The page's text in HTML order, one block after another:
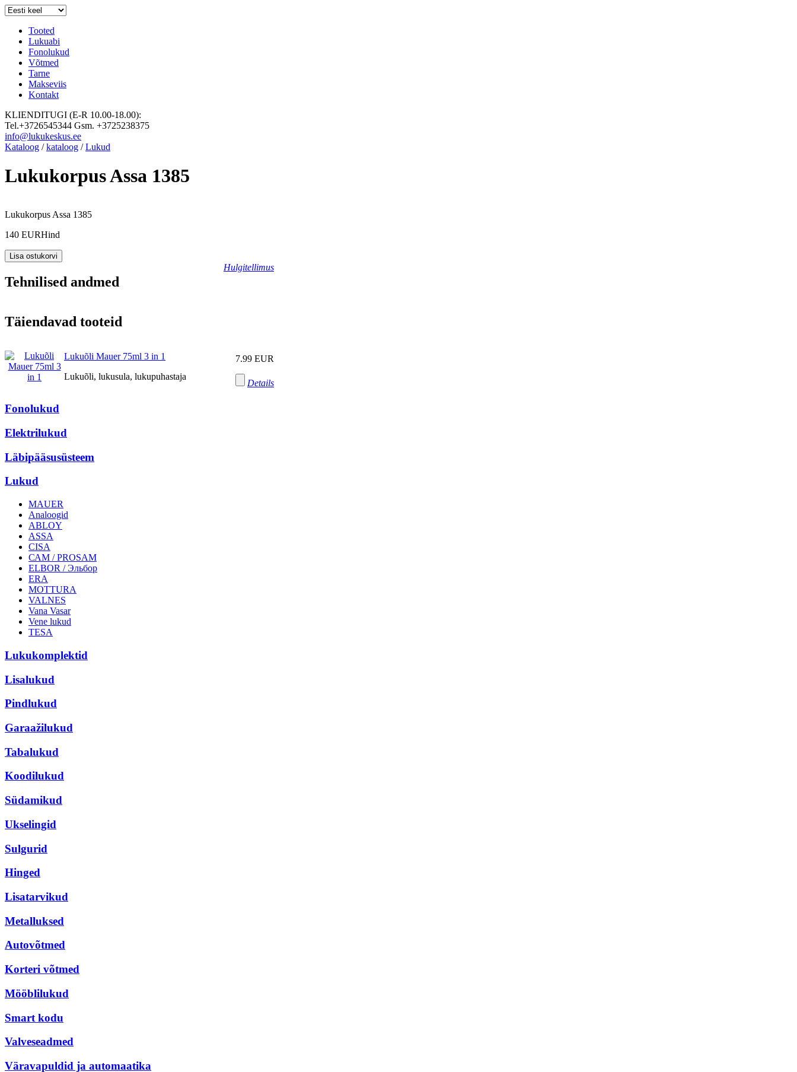
Tooted
Lukuabi
Fonolukud
Võtmed
Tarne
Makseviis
Kontakt
KLIENDITUGI (E-R 10.00-18.00):
Tel.+3726545344 Gsm. +3725238375
info@lukukeskus.ee
Kataloog /kataloog /Lukud
Lukukorpus Assa 1385
Lukukorpus Assa 1385
140 EURHind
Hulgitellimus
Tehnilised andmed
Täiendavad tooteid
Lukuõli Mauer 75ml 3 in 1
Lukuõli, lukusula, lukupuhastaja
7.99 EUR
Details
Fonolukud
Elektrilukud
Läbipääsusüsteem
Lukud
MAUER
Analoogid
ABLOY
ASSA
CISA
САМ / PROSAM
ELBOR / Эльбор
ERA
MOTTURA
VALNES
Vana Vasar
Vene lukud
TESA
Lukukomplektid
Lisalukud
Pindlukud
Garaažilukud
Tabalukud
Koodilukud
Südamikud
Ukselingid
Sulgurid
Hinged
Lisatarvikud
Metalluksed
Autovõtmed
Korteri võtmed
Mööblilukud
Smart kodu
Valveseadmed
Väravapuldid ja automaatika